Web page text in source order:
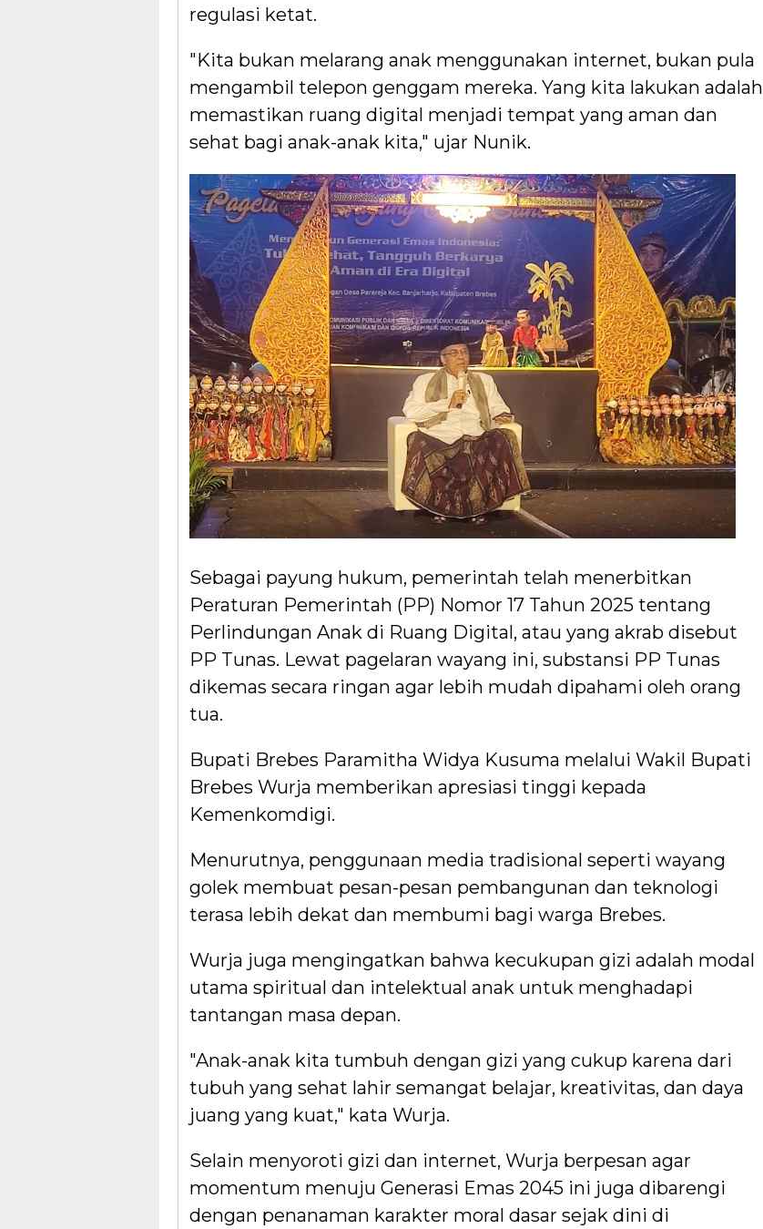
regulasi ketat.
"Kita bukan melarang anak menggunakan internet, bukan pula
mengambil telepon genggam mereka. Yang kita lakukan adalah
memastikan ruang digital menjadi tempat yang aman dan
sehat bagi anak-anak kita," ujar Nunik.
Sebagai payung hukum, pemerintah telah menerbitkan
Peraturan Pemerintah (PP) Nomor 17 Tahun 2025 tentang
Perlindungan Anak di Ruang Digital, atau yang akrab disebut
PP Tunas. Lewat pagelaran wayang ini, substansi PP Tunas
dikemas secara ringan agar lebih mudah dipahami oleh orang
tua.
Bupati Brebes Paramitha Widya Kusuma melalui Wakil Bupati
Brebes Wurja memberikan apresiasi tinggi kepada
Kemenkomdigi.
Menurutnya, penggunaan media tradisional seperti wayang
golek membuat pesan-pesan pembangunan dan teknologi
terasa lebih dekat dan membumi bagi warga Brebes.
Wurja juga mengingatkan bahwa kecukupan gizi adalah modal
utama spiritual dan intelektual anak untuk menghadapi
tantangan masa depan.
"Anak-anak kita tumbuh dengan gizi yang cukup karena dari
tubuh yang sehat lahir semangat belajar, kreativitas, dan daya
juang yang kuat," kata Wurja.
Selain menyoroti gizi dan internet, Wurja berpesan agar
momentum menuju Generasi Emas 2045 ini juga dibarengi
dengan penanaman karakter moral dasar sejak dini di